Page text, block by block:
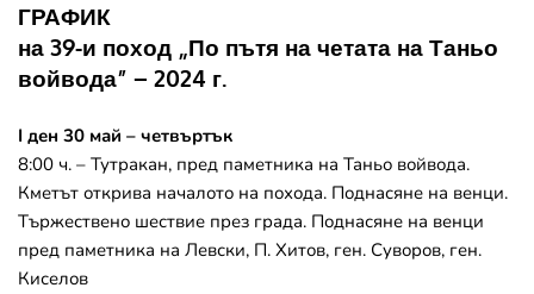
ГРАФИК
на 39-и поход „По пътя на четата на Таньо
войвода” – 2024 г.
I ден 30 май – четвъртък
8:00 ч. – Тутракан, пред паметника на Таньо войвода.
Кметът открива началото на похода. Поднасяне на венци.
Тържествено шествие през града. Поднасяне на венци
пред паметника на Левски, П. Хитов, ген. Суворов, ген.
Киселов